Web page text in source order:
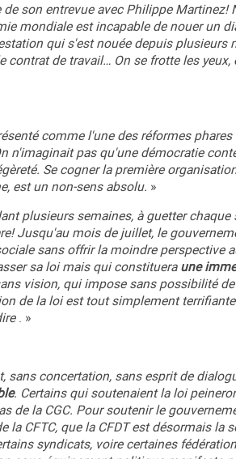
son entrevue avec Philippe Martinez!
mondiale est incapable de nouer un
qui s'est nouée depuis
de travail… On se frotte les
comme l'une des réformes
n'imaginait pas qu'une démocratie
Se cogner la première
est un non-sens absolu. »
plusieurs semaines, à guetter
Jusqu'au mois de juillet, le
sans offrir la moindre perspective
sa loi mais qui constitueraune
vision, qui impose sans possibilité
de la loi est tout simplement
. »
sans concertation, sans esprit de
. Certains qui soutenaient la loi
de la CGC. Pour soutenir le
la CFTC, que la CFDT est désormais
syndicats, voire certaines